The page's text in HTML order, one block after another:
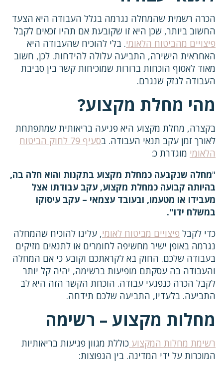
הכרה רשמית שהמחלה נגרמה בגלל העבודה היא הצעד
החשוב ביותר, שכן היא זו שקובעת אם תהיו זכאים לקבל
פיצויים מהביטוח הלאומי. בלי להוכיח שהעבודה היא
האחראית הישירה, התביעה עלולה להידחות. לכן, חשוב
מאוד לאסוף הוכחות ברורות שמוכיחות קשר בין סביבת
העבודה לנזק שנגרם.
מהי מחלת מקצוע?
בקצרה, מחלת מקצוע היא פגיעה בריאותית שמתפתחת
לאורך זמן עקב תנאי העבודה. ב
סעיף 79 לחוק הביטוח
הלאומי מוגדרת כ:
"מחלה שנקבעה כמחלת מקצוע בתקנות והוא חלה בה,
בהיותה קבועה כמחלת מקצוע, עקב עבודתו אצל
מעבידו או מטעמו, ובעובד עצמאי – עקב עיסוקו
במשלח ידו".
כדי לקבל פיצויים מביטוח לאומי, עלינו להוכיח שהמחלה
נגרמה באופן ישיר מחשיפה לחומרים או לתנאים מזיקים
בעבודה שלכם. החוק בא לקראתכם וקובע כי אם המחלה
והעבודה בה עסקתם מופיעות ברשימה, יהיה קל יותר
לקבל הכרה כנפגעי עבודה. הוכחת הקשר הזה היא לב
התביעה. בלעדיו, התביעה שלכם תידחה.
מחלות מקצוע – רשימה
רשימת מחלות המקצוע כוללת מגוון פגיעות בריאותיות
המוכרות על ידי המדינה. בין הנפוצות: